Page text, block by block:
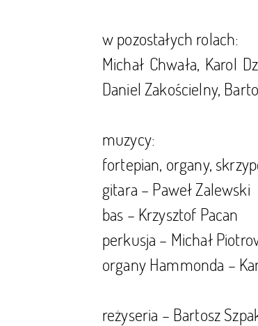
w pozostałych rolach:
Michał Chwała, Karol
Daniel Zakościelny,
muzycy:
fortepian, organy,
gitara – Paweł Zalewski
bas – Krzysztof Pacan
perkusja – Michał
organy Hammonda –
reżyseria – Bartosz